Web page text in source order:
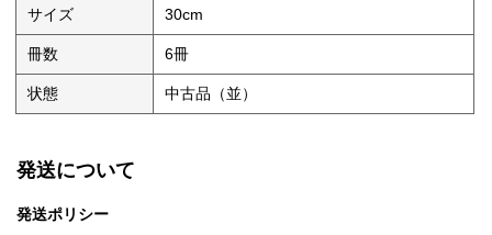
サイズ 30cm
冊数 6冊
状態 中古品（並）
発送について
発送ポリシー